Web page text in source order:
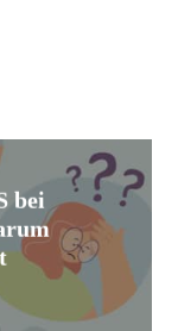
bei